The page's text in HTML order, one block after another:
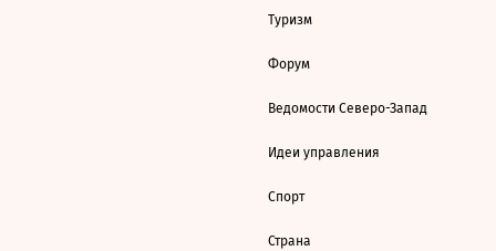
Туризм
Форум
Ведомости Северо-Запад
Идеи управления
Спорт
Страна